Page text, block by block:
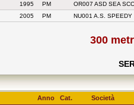
1995 PM
OR007 ASD SEA
2005 PM NU001 A.S. SPEEDY
300
Anno Cat. Società